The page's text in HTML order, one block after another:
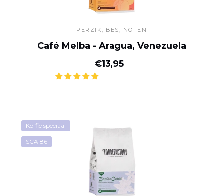
PERZIK, BES, NOTEN
Café Melba - Aragua, Venezuela
Normale prijs
€13,95
Koffie speciaal
SCA 86